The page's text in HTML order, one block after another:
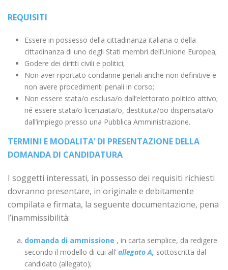
REQUISITI
Essere in possesso della cittadinanza italiana o della
cittadinanza di uno degli Stati membri dell’Unione Europea;
Godere dei diritti civili e politici;
Non aver riportato condanne penali anche non definitive e
non avere procedimenti penali in corso;
Non essere stata/o esclusa/o dall’elettorato politico attivo;
né essere stata/o licenziata/o, destituita/oo dispensata/o
dall’impiego presso una Pubblica Amministrazione.
TERMINI E MODALITA’ DI PRESENTAZIONE DELLA
DOMANDA DI CANDIDATURA
I soggetti interessati, in possesso dei requisiti richiesti
dovranno presentare, in originale e debitamente
compilata e firmata, la seguente documentazione, pena
l’inammissibilità:
domanda di ammissione , in carta semplice, da redigere
secondo il modello di cui all’ allegato A, sottoscritta dal
candidato (allegato);